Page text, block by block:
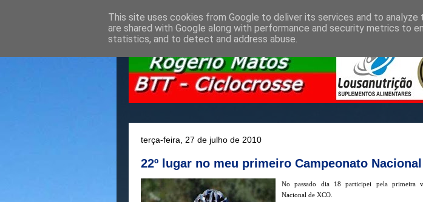
terça-feira, 27 de julho de 2010
22º lugar no meu primeiro Campeonato Nacional
No passado dia 18 participei pela primeira
Nacional de XCO.
This site uses cookies from Google to deliver its services and to analyze
are shared with Google along with performance and security metrics to
statistics, and to detect and address abuse.